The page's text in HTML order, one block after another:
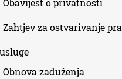
Obavijest o privatnosti
Zahtjev za ostvarivanje
Obnova zaduženja